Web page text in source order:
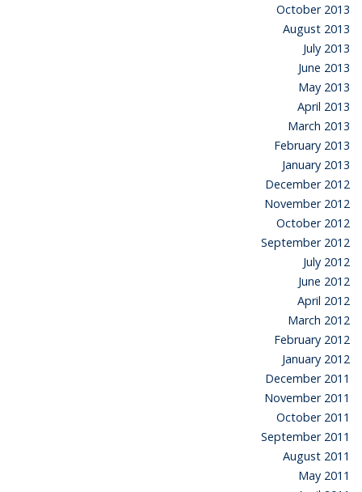
October 2013
August 2013
July 2013
June 2013
May 2013
April 2013
March 2013
February 2013
January 2013
December 2012
November 2012
October 2012
September 2012
July 2012
June 2012
April 2012
March 2012
February 2012
January 2012
December 2011
November 2011
October 2011
September 2011
August 2011
May 2011